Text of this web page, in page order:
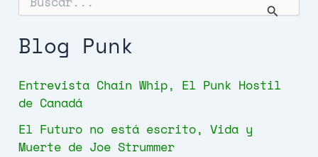
c
a
p
o
r
:
Blog Punk
Entrevista Chain Whip, El Punk Hostil
de Canadá
El Futuro no está escrito, Vida y
Muerte de Joe Strummer